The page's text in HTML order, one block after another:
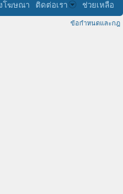
โฆษณา ติดต่อเรา ช่วยเหลือ
ข้อกำหนดและกฎ